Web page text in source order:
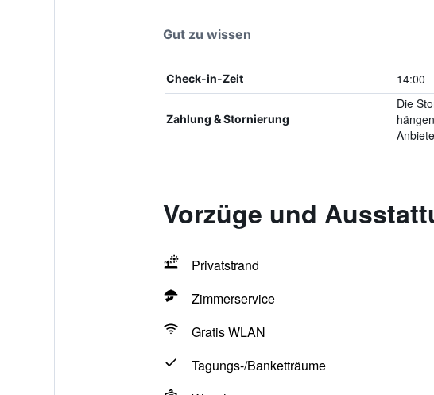
Gut zu wissen
Check-in-Zeit 14:00
Zahlung & Stornierung
Die
Vorzüge und
Privatstrand
Zimmerservice
Gratis WLAN
Tagungs-/Banketträume